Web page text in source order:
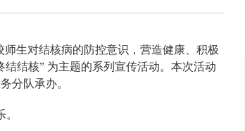
师生对结核病的防控意识，营造健康、积极
结核” 为主题的系列宣传活动。本次活动
分队承办。